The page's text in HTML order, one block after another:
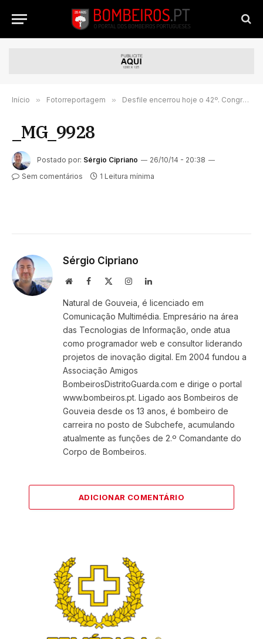
Início » Fotorreportagem » Desfile encerrou hoje o 42º. Congresso da Liga em Coimbra
_MG_9928
Postado por: Sérgio Cipriano
26/10/14 - 20:38
Sem comentários
1 Leitura mínima
Sérgio Cipriano
WebsiteFacebook InstagramLinkedIn
Natural de Gouveia, é licenciado em
Comunicação Multimédia. Empresário na área
das Tecnologias de Informação, onde atua
como programador web e consultor liderando
projetos de inovação digital. Em 2004 fundou a
Associação Amigos
BombeirosDistritoGuarda.com e dirige o portal
www.bombeiros.pt. Ligado aos Bombeiros de
Gouveia desde os 13 anos, é bombeiro de
carreira no posto de Subchefe, acumulando
atualmente as funções de 2.º Comandante do
Corpo de Bombeiros.
ADICIONAR COMENTÁRIO